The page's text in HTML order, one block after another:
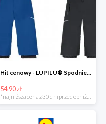
Hit cenowy - LUPILU® Spodnie narciarskie chłopięce
54.90 zł